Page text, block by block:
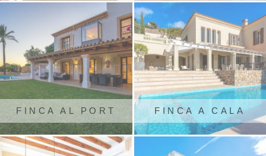
PERE
FINCA AL PORT
D'ANDRATX
FINCA A CALA
LLAMP